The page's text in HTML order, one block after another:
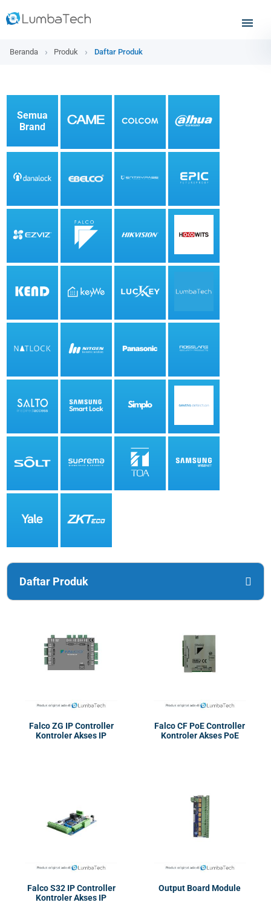
Beranda Produk Daftar Produk
Semua
Brand
Daftar Produk
Falco ZG IP Controller
Kontroler Akses IP
Falco CF PoE Controller
Kontroler Akses PoE
Falco S32 IP Controller
Kontroler Akses IP
Output Board Module